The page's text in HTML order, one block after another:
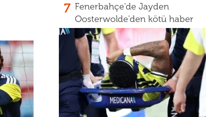
7 Fenerbahçe'de Jayden
Oosterwolde'den kötü haber